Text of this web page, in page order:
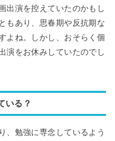
出演を控えていたのかもし
もあり、思春期や反抗期な
よね。しかし、おそらく個
演をお休みしていたのでし
いる？
、勉強に専念しているよう